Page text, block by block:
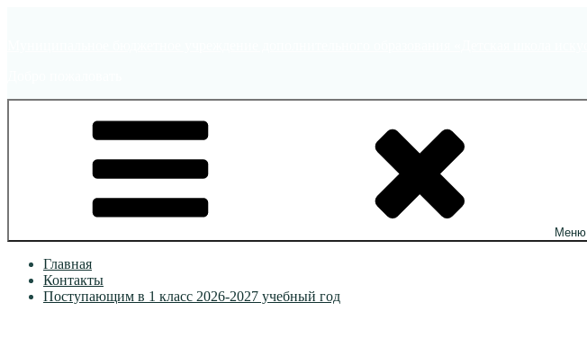
Меню
Главная
Контакты
Поступающим в 1 класс 2026-2027 учебный год